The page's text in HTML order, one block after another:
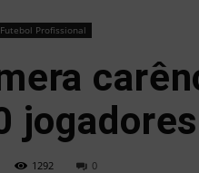
Futebol Profissional
1292 0